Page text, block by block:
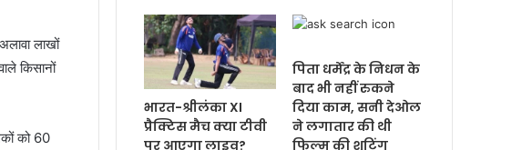
लाखों
किसानों
को 60
भारत-श्रीलंका XI
प्रैक्टिस मैच क्या टीवी
पर आएगा लाइव?
पिता धर्मेंद्र के निधन के
बाद भी नहीं रुकने
दिया काम, सनी देओल
ने लगातार की थी
फिल्म की शूटिंग